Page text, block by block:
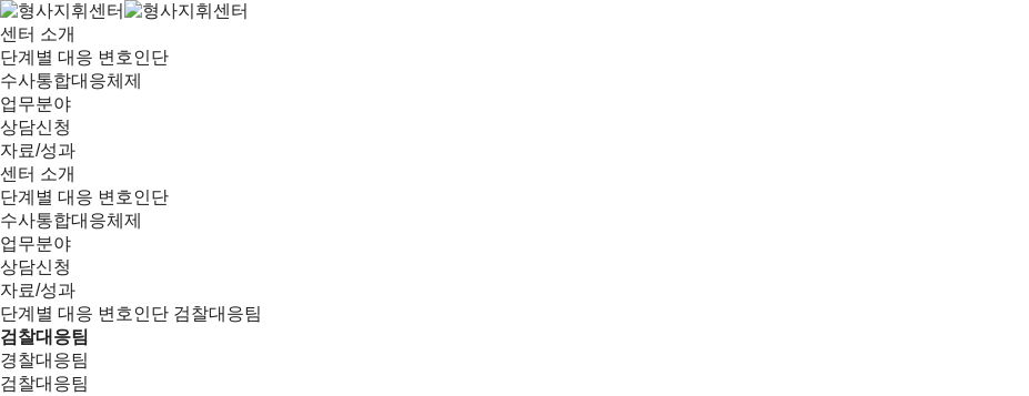
센터 소개
단계별 대응 변호인단
수사통합대응체제
업무분야
상담신청
자료/성과
센터 소개
단계별 대응 변호인단
수사통합대응체제
업무분야
상담신청
자료/성과
단계별 대응 변호인단 검찰대응팀
검찰대응팀
경찰대응팀
검찰대응팀